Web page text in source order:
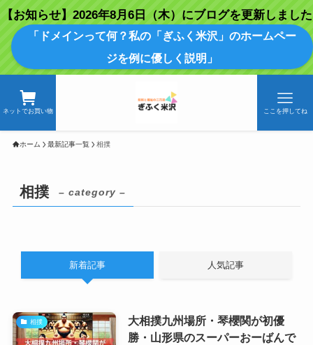
【お知らせ】2026年8月6日（木）にブログを更新しました
「ドメインって何？私の「ぎふく米沢」のホームペー
ジを例に優しく説明」
ネットでお買い物 ここを押してね
ホーム 最新記事一覧 相撲
相撲 – category –
新着記事 人気記事
相撲
大相撲九州場所・琴櫻関が初優
勝・山形県のスーパーおーばんで